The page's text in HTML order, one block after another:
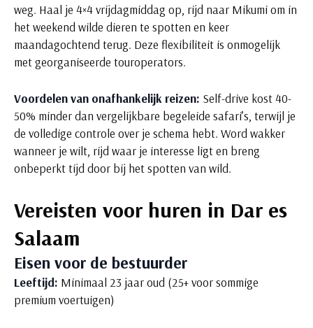
weg. Haal je 4×4 vrijdagmiddag op, rijd naar Mikumi om in
het weekend wilde dieren te spotten en keer
maandagochtend terug. Deze flexibiliteit is onmogelijk
met georganiseerde touroperators.
Voordelen van onafhankelijk reizen: Self-drive kost 40-
50% minder dan vergelijkbare begeleide safari’s, terwijl je
de volledige controle over je schema hebt. Word wakker
wanneer je wilt, rijd waar je interesse ligt en breng
onbeperkt tijd door bij het spotten van wild.
Vereisten voor huren in Dar es
Salaam
Eisen voor de bestuurder
Leeftijd: Minimaal 23 jaar oud (25+ voor sommige
premium voertuigen)